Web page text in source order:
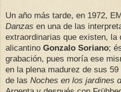
Un año más tarde, en 1972,
Danzas en una de las
extraordinarias que existen, la
alicantino Gonzalo Soriano;
grabación, pues moría ese
en la plena madurez de sus
de las Noches en los jardines